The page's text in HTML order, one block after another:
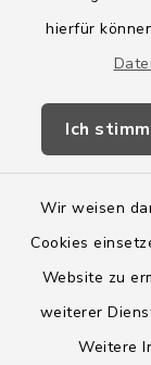
hierfür
Ich
Wir weisen
Cookies
Website zu
weiterer
Weitere
Wege-